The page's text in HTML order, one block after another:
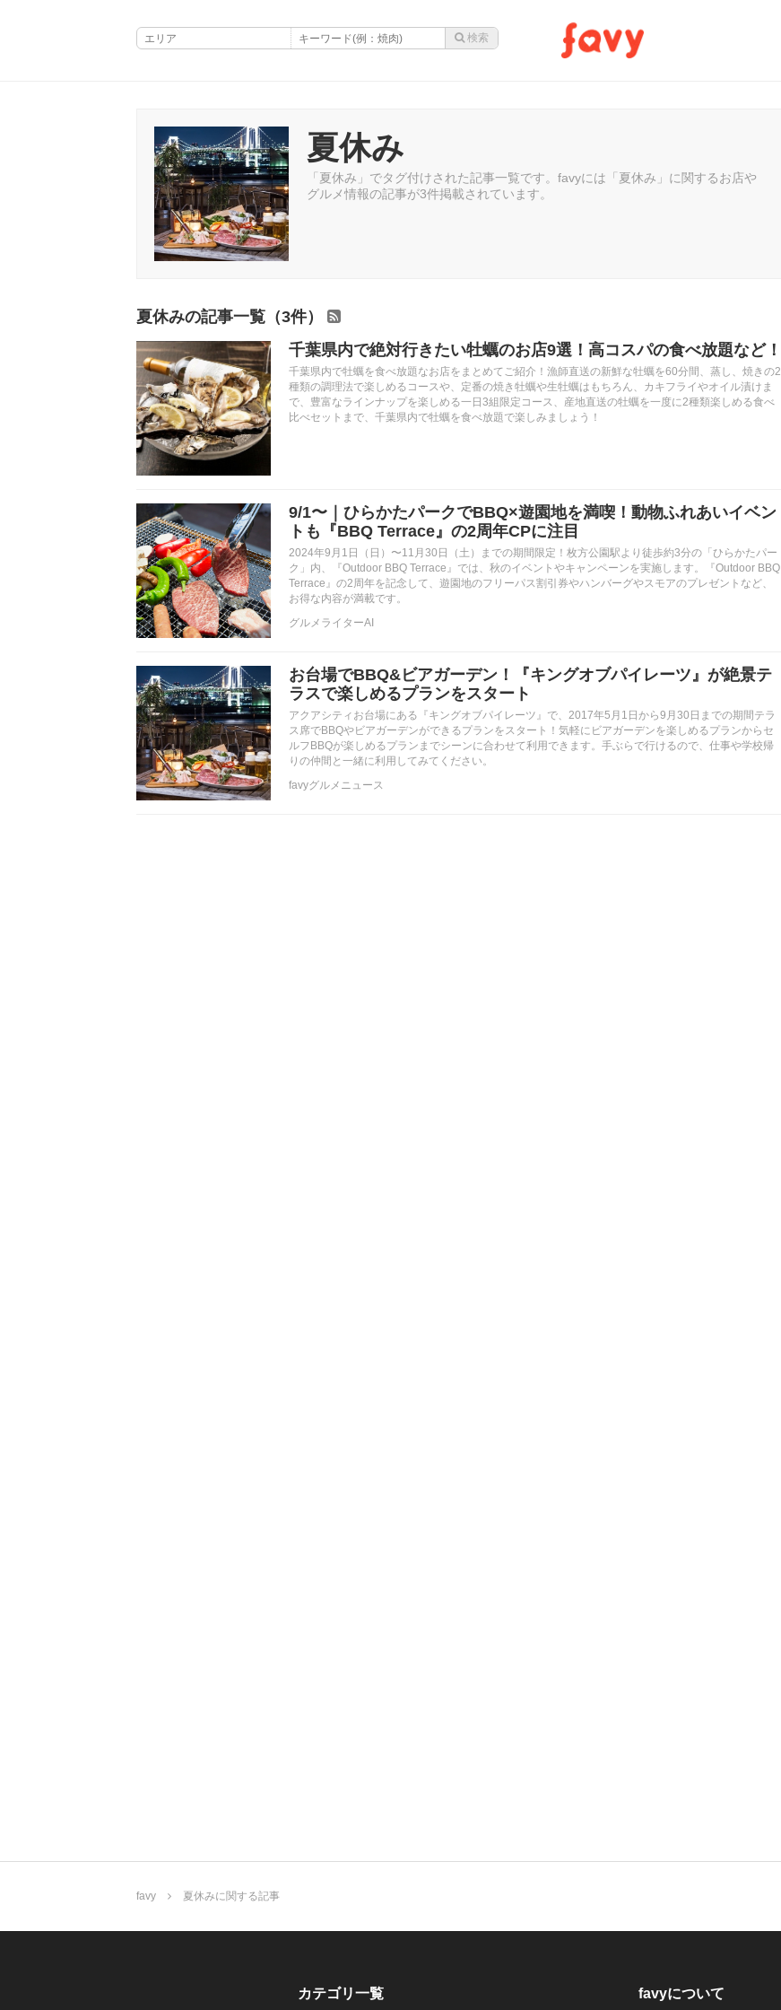
夏休み
「夏休み」でタグ付けされた記事一覧です。favyには「夏休み」に関するお店や
グルメ情報の記事が3件掲載されています。
夏休みの記事一覧（3件）
千葉県内で絶対行きたい牡蠣のお店9選！高コスパの食べ放題など！
千葉県内で牡蠣を食べ放題なお店をまとめてご紹介！漁師直送の新鮮な牡蠣を60分間、蒸し、焼きの2
種類の調理法で楽しめるコースや、定番の焼き牡蠣や生牡蠣はもちろん、カキフライやオイル漬けま
で、豊富なラインナップを楽しめる一日3組限定コース、産地直送の牡蠣を一度に2種類楽しめる食べ
比べセットまで、千葉県内で牡蠣を食べ放題で楽しみましょう！
9/1〜｜ひらかたパークでBBQ×遊園地を満喫！動物ふれあいイベン
トも『BBQ Terrace』の2周年CPに注目
2024年9月1日（日）〜11月30日（土）までの期間限定！枚方公園駅より徒歩約3分の「ひらかたパー
ク」内、『Outdoor BBQ Terrace』では、秋のイベントやキャンペーンを実施します。『Outdoor BBQ
Terrace』の2周年を記念して、遊園地のフリーパス割引券やハンバーグやスモアのプレゼントなど、
お得な内容が満載です。
グルメライターAI
お台場でBBQ&ビアガーデン！『キングオブパイレーツ』が絶景テ
ラスで楽しめるプランをスタート
アクアシティお台場にある『キングオブパイレーツ』で、2017年5月1日から9月30日までの期間テラ
ス席でBBQやビアガーデンができるプランをスタート！気軽にビアガーデンを楽しめるプランからセ
ルフBBQが楽しめるプランまでシーンに合わせて利用できます。手ぶらで行けるので、仕事や学校帰
りの仲間と一緒に利用してみてください。
favyグルメニュース
favy 夏休みに関する記事
カテゴリ一覧 favyについて